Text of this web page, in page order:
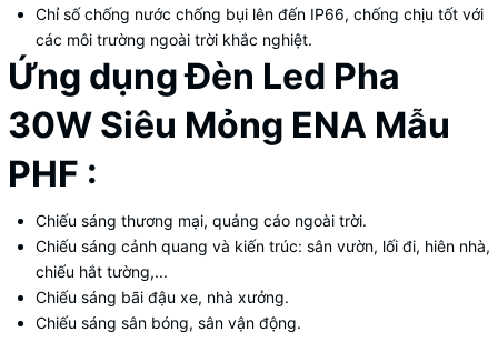
Chỉ số chống nước chống bụi lên đến IP66, chống chịu tốt với
các môi trường ngoài trời khắc nghiệt.
Ứng dụng Đèn Led Pha
30W Siêu Mỏng ENA Mẫu
PHF :
Chiếu sáng thương mại, quảng cáo ngoài trời.
Chiếu sáng cảnh quang và kiến trúc: sân vườn, lối đi, hiên nhà,
chiếu hắt tường,...
Chiếu sáng bãi đậu xe, nhà xưởng.
Chiếu sáng sân bóng, sân vận động.